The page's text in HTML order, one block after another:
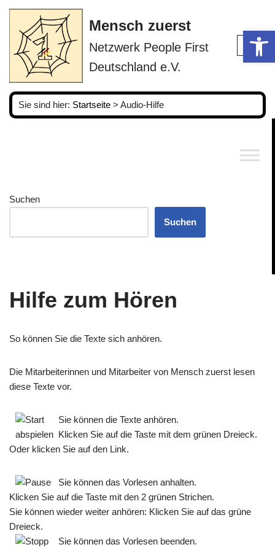
Zum
Inhalt
springen
Mensch zuerst
Netzwerk People First
Deutschland e.V.
Sie sind hier: Startseite > Audio-Hilfe
Suchen
Suchen
Hilfe zum Hören
So können Sie die Texte sich anhören.
Die Mitarbeiterinnen und Mitarbeiter von Mensch zuerst lesen
diese Texte vor.
Sie können die Texte anhören.
Klicken Sie auf die Taste mit dem grünen Dreieck.
Oder klicken Sie auf den Link.
Sie können das Vorlesen anhalten.
Klicken Sie auf die Taste mit den 2 grünen Strichen.
Sie können wieder weiter anhören: Klicken Sie auf das grüne
Dreieck.
Sie können das Vorlesen beenden.